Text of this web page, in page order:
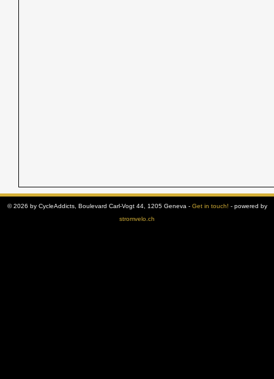
© 2026 by CycleAddicts, Boulevard Carl-Vogt 44, 1205 Geneva - Get in touch! - powered by
stromvelo.ch